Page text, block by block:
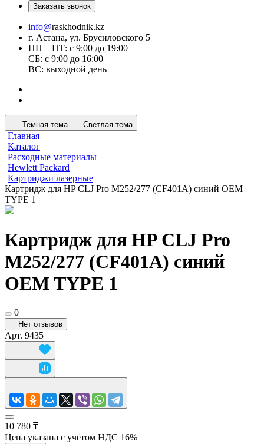
Заказать звонок
info@raskhodnik.kz
г. Астана, ул. Брусиловского 5
ПН – ПТ: с 9:00 до 19:00
СБ: с 9:00 до 16:00
ВС: выходной день
Темная тема Светлая тема
Главная
Каталог
Расходные материалы
Hewlett Packard
Картриджи лазерные
Картридж для HP CLJ Pro M252/277 (CF401А) синий OEM
TYPE 1
Картридж для HP CLJ Pro
M252/277 (CF401А) синий
OEM TYPE 1
0
Нет отзывов
Арт. 9435
10 780 ₸
Цена указана с учётом НДС 16%